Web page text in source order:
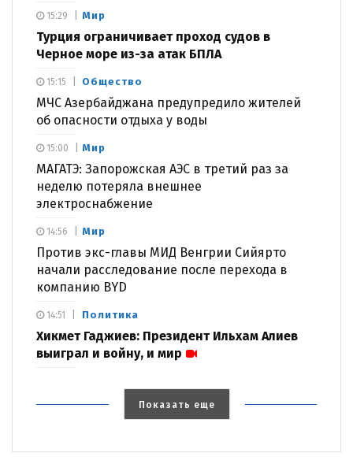
Мир
Турция ограничивает проход судов в
Черное море из-за атак БПЛА
15:29
Общество
МЧС Азербайджана предупредило жителей
об опасности отдыха у воды
15:15
Мир
МАГАТЭ: Запорожская АЭС в третий раз за
неделю потеряла внешнее
электроснабжение
15:00
Мир
Против экс-главы МИД Венгрии Сийярто
начали расследование после перехода в
компанию BYD
14:56
Политика
Хикмет Гаджиев: Президент Ильхам Алиев
выиграл и войну, и мир
14:51
Показать еще